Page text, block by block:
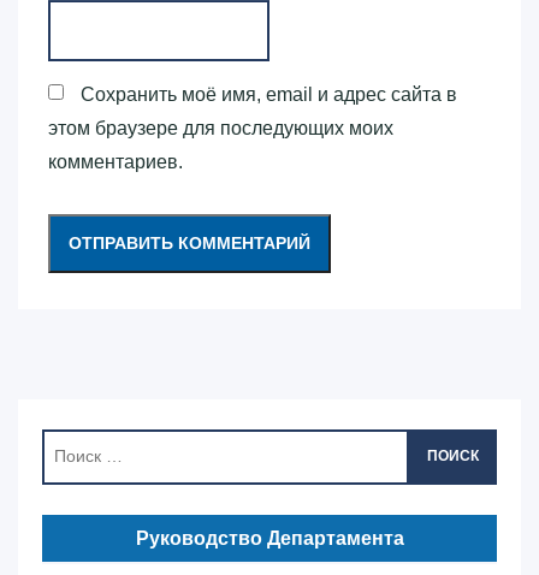
Сохранить моё имя, email и адрес сайта в
этом браузере для последующих моих
комментариев.
ПОИСК
Руководство Департамента